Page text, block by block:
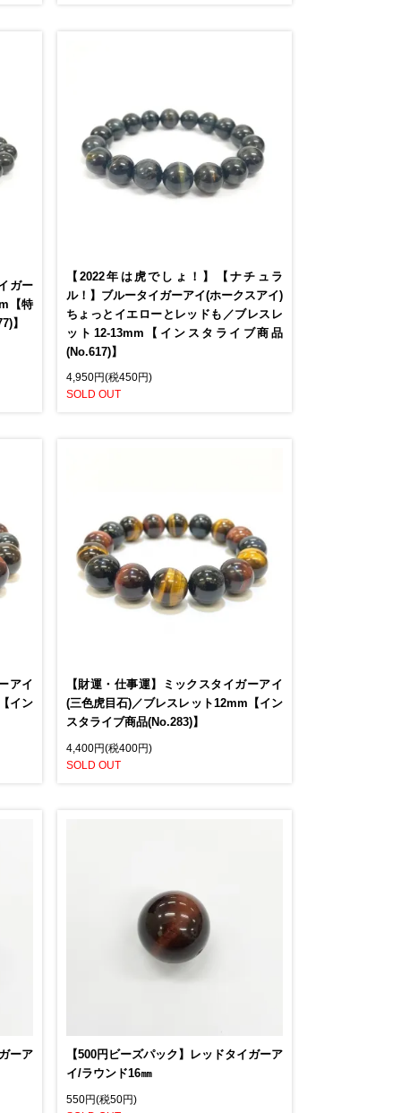
ガー
【特
】
【2022年は虎でしょ！】【ナチュラ
ル！】ブルータイガーアイ(ホークスアイ)
ちょっとイエローとレッドも／ブレスレ
ット12-13mm【インスタライブ商品
(No.617)】
4,950円(税450円)
SOLD OUT
アイ
イン
【財運・仕事運】ミックスタイガーアイ
(三色虎目石)／ブレスレット12mm【イン
スタライブ商品(No.283)】
4,400円(税400円)
SOLD OUT
ーア
【500円ビーズパック】レッドタイガーア
イ/ラウンド16㎜
550円(税50円)